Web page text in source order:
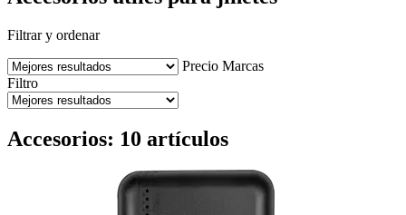
Filtrar y ordenar
Precio Marcas
Filtro
Accesorios: 10 artículos